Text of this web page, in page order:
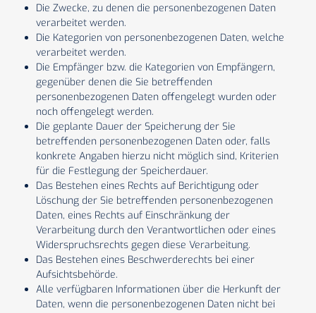
Die Zwecke, zu denen die personenbezogenen Daten
verarbeitet werden.
Die Kategorien von personenbezogenen Daten, welche
verarbeitet werden.
Die Empfänger bzw. die Kategorien von Empfängern,
gegenüber denen die Sie betreffenden
personenbezogenen Daten offengelegt wurden oder
noch offengelegt werden.
Die geplante Dauer der Speicherung der Sie
betreffenden personenbezogenen Daten oder, falls
konkrete Angaben hierzu nicht möglich sind, Kriterien
für die Festlegung der Speicherdauer.
Das Bestehen eines Rechts auf Berichtigung oder
Löschung der Sie betreffenden personenbezogenen
Daten, eines Rechts auf Einschränkung der
Verarbeitung durch den Verantwortlichen oder eines
Widerspruchsrechts gegen diese Verarbeitung.
Das Bestehen eines Beschwerderechts bei einer
Aufsichtsbehörde.
Alle verfügbaren Informationen über die Herkunft der
Daten, wenn die personenbezogenen Daten nicht bei